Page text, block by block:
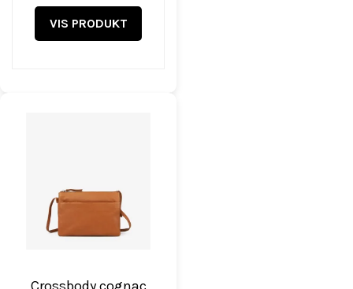
VIS PRODUKT